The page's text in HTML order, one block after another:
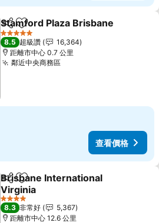
分享 加入我的最愛
Stamford Plaza Brisbane
5 星級
8.5 超級讚
16,364
距離市中心 0.7 公里
鄰近中央商務區
查看價格
分享 加入我的最愛
Brisbane International
Virginia
4 星級
8.3 非常好
5,367
距離市中心 12.6 公里